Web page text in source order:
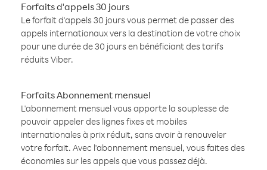
Forfaits d'appels 30 jours
Le forfait d'appels 30 jours vous permet de passer des
appels internationaux vers la destination de votre choix
pour une durée de 30 jours en bénéficiant des tarifs
réduits Viber.
Forfaits Abonnement mensuel
L'abonnement mensuel vous apporte la souplesse de
pouvoir appeler des lignes fixes et mobiles
internationales à prix réduit, sans avoir à renouveler
votre forfait. Avec l'abonnement mensuel, vous faites des
économies sur les appels que vous passez déjà.